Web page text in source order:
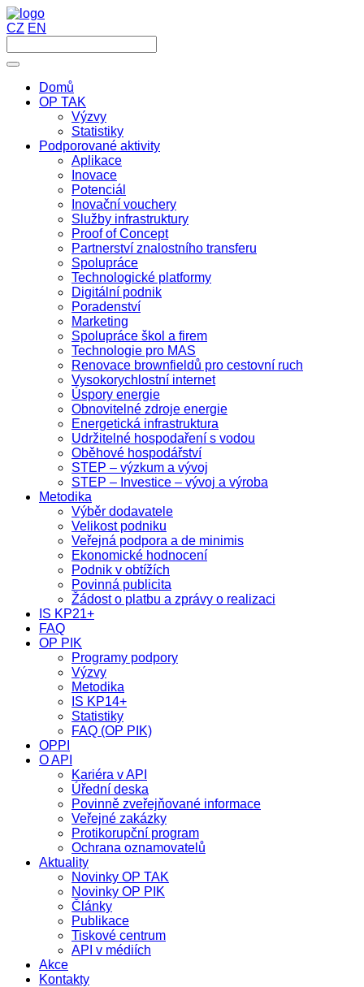
CZ EN
Domů
OP TAK
Výzvy
Statistiky
Podporované aktivity
Aplikace
Inovace
Potenciál
Inovační vouchery
Služby infrastruktury
Proof of Concept
Partnerství znalostního transferu
Spolupráce
Technologické platformy
Digitální podnik
Poradenství
Marketing
Spolupráce škol a firem
Technologie pro MAS
Renovace brownfieldů pro cestovní ruch
Vysokorychlostní internet
Úspory energie
Obnovitelné zdroje energie
Energetická infrastruktura
Udržitelné hospodaření s vodou
Oběhové hospodářství
STEP – výzkum a vývoj
STEP – Investice – vývoj a výroba
Metodika
Výběr dodavatele
Velikost podniku
Veřejná podpora a de minimis
Ekonomické hodnocení
Podnik v obtížích
Povinná publicita
Žádost o platbu a zprávy o realizaci
IS KP21+
FAQ
OP PIK
Programy podpory
Výzvy
Metodika
IS KP14+
Statistiky
FAQ (OP PIK)
OPPI
O API
Kariéra v API
Úřední deska
Povinně zveřejňované informace
Veřejné zakázky
Protikorupční program
Ochrana oznamovatelů
Aktuality
Novinky OP TAK
Novinky OP PIK
Články
Publikace
Tiskové centrum
API v médiích
Akce
Kontakty